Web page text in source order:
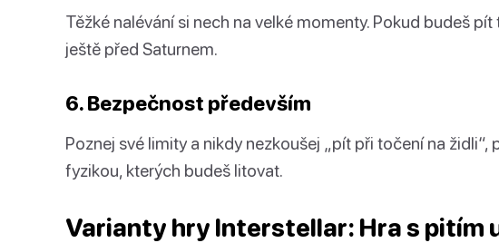
Těžké nalévání si nech na velké momenty. Pokud budeš
ještě před Saturnem.
6. Bezpečnost především
Poznej své limity a nikdy nezkoušej „pít při točení na
fyzikou, kterých budeš litovat.
Varianty hry Interstellar: Hra s pitím